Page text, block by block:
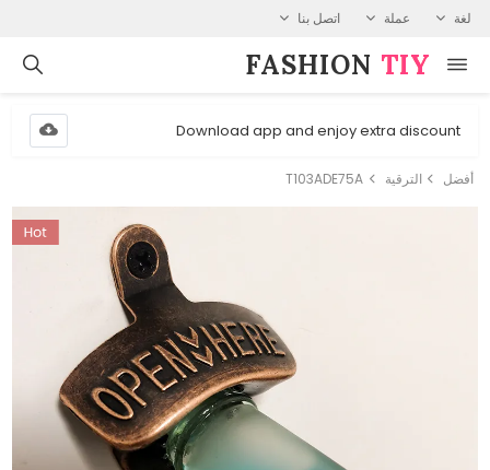
لغة عملة اتصل بنا
FASHION⁠ TIY
Download app and enjoy extra discount
أفضل الترقية T103ADE75A